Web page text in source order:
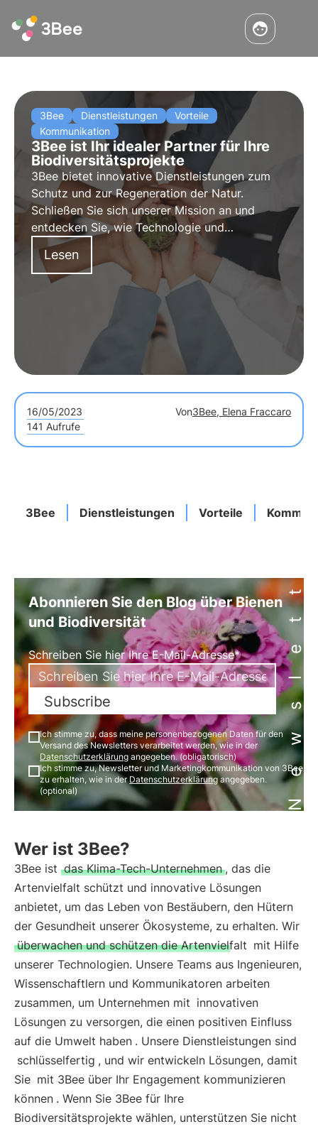
3Bee Dienstleistungen
Vorteile
Kommunikation
3Bee ist Ihr idealer Partner für Ihre
Biodiversitätsprojekte
3Bee bietet innovative Dienstleistungen zum
Schutz und zur Regeneration der Natur.
Schließen Sie sich unserer Mission an und
entdecken Sie, wie Technologie und
Nachhaltigkeit zusammenkommen, um eine
grünere Zukunft für Unternehmen und den
Planeten zu schaffen.
Lesen
16/05/2023 Von3Bee, Elena Fraccaro
141 Aufrufe
3Bee Dienstleistungen Vorteile Newsletter
Abonnieren Sie den Blog über Bienen
und Biodiversität
Schreiben Sie hier Ihre E-Mail-Adresse*
Subscribe
Ich stimme zu, dass meine personenbezogenen Daten für den
Versand des Newsletters verarbeitet werden, wie in der
Datenschutzerklärung angegeben. (obligatorisch)
Ich stimme zu, Newsletter und Marketingkommunikation von 3Bee
zu erhalten, wie in derDatenschutzerklärungangegeben.
(optional)
Wer ist 3Bee?
3Bee ist das Klima-Tech-Unternehmen , das die
Artenvielfalt schützt und innovative Lösungen
anbietet, um das Leben von Bestäubern, den Hütern
der Gesundheit unserer Ökosysteme, zu erhalten. Wir
überwachen und schützen die Artenvielfalt mit Hilfe
unserer Technologien. Unsere Teams aus Ingenieuren,
Wissenschaftlern und Kommunikatoren arbeiten
zusammen, um Unternehmen mit innovativen
Lösungen zu versorgen, die einen positiven Einfluss
auf die Umwelt haben . Unsere Dienstleistungen sind
schlüsselfertig , und wir entwickeln Lösungen, damit
Sie mit 3Bee über Ihr Engagement kommunizieren
können . Wenn Sie 3Bee für Ihre
Biodiversitätsprojekte wählen, unterstützen Sie nicht